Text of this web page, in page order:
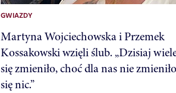
GWIAZDY
Martyna Wojciechowska i Przemek
Kossakowski wzięli ślub. „Dzisiaj
się zmieniło, choć dla nas nie zmieniło
się nic.”